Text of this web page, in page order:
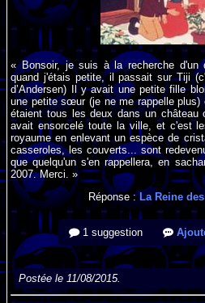
« Bonsoir, je suis à la recherche d'un
quand j'étais petite, il passait sur Tiji
d’Andersen) Il y avait une petite fille
une petite sœur (je ne me rappelle
étaient tous les deux dans un
avait ensorcelé toute la ville, et c'est
royaume en enlevant un espèce de
casseroles, les couverts... sont
que quelqu'un s'en rappellera, en
2007. Merci. »
Réponse :La Reine
1 suggestion
Postée le 11/08/2015.